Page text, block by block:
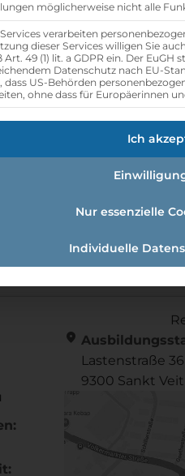
location_on
Lastenstraße 36
9300 Sankt
möglicherweise nicht alle
verarbeiten
dieser Services willigen Sie
Art. 49 (1) lit. a GDPR ein. Der EuGH
Datenschutz nach EU-
dass US-Behörden
ohne dass für Europäerinnen
Ich
Nur essenzielle
Individuelle